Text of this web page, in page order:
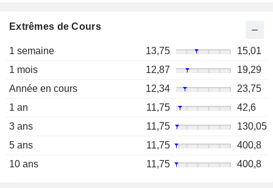
Extrêmes de Cours
1 semaine 13,75
15,01
1 mois
12,87
19,29
Année en cours
12,34
23,75
1 an
11,75
42,6
3 ans
11,75
130,05
5 ans
11,75
400,8
10 ans
11,75 400,8